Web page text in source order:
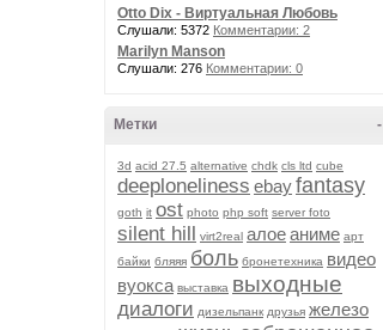
Otto Dix - Виртуальная Любовь
Слушали: 5372 Комментарии: 2
Marilyn Manson
Слушали: 276 Комментарии: 0
-
Метки
3d acid 27.5 alternative chdk cls ltd cube
deeploneliness ebayfantasy
goth it ost photo php soft server foto
silent hill virt2real алоеаниме арт
байки бляяя боль бронетехника видео
вуокса выставка выходные
диалоги дизельпанк друзья железо